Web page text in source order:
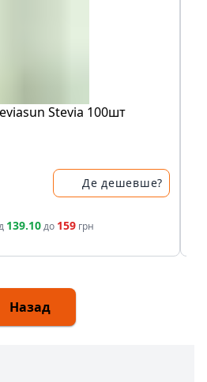
Stevia 100шт
Де дешевше?
139.10до 159 грн
Назад